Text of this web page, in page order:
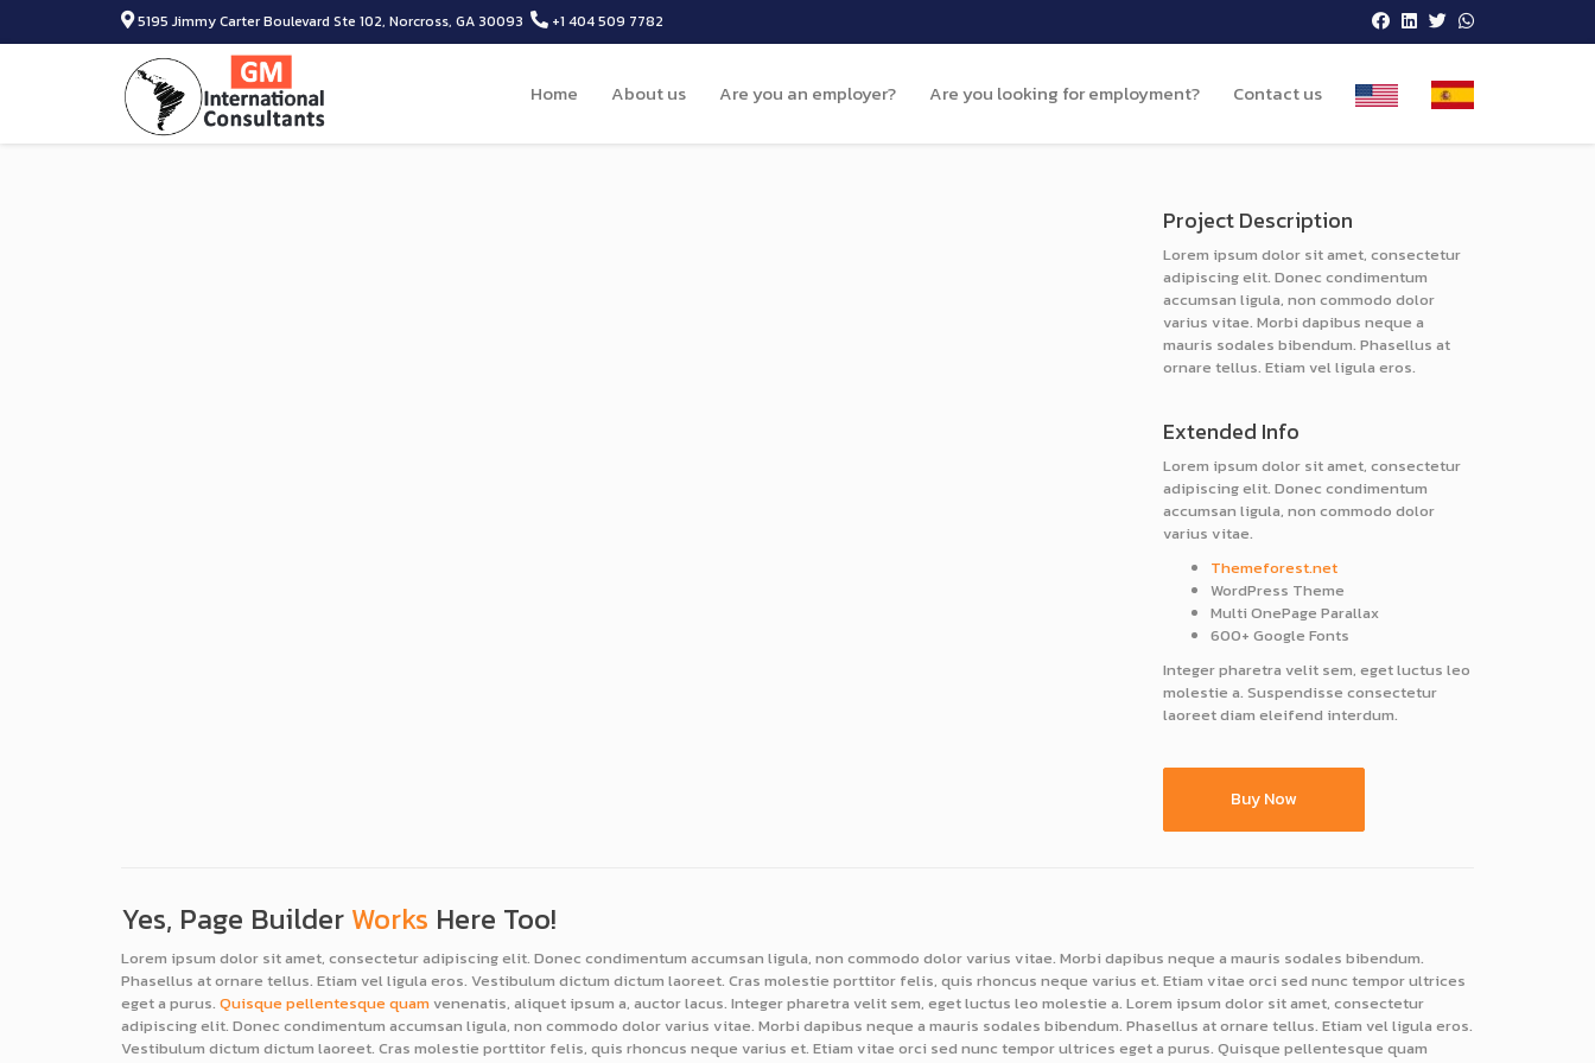
5195 Jimmy Carter Boulevard Ste 102, Norcross, GA 30093 +1 404 509 7782
Home About us Are you an employer? Are you looking for employment? Contact us
Project Description
Lorem ipsum dolor sit amet, consectetur
adipiscing elit. Donec condimentum
accumsan ligula, non commodo dolor
varius vitae. Morbi dapibus neque a
mauris sodales bibendum. Phasellus at
ornare tellus. Etiam vel ligula eros.
Extended Info
Lorem ipsum dolor sit amet, consectetur
adipiscing elit. Donec condimentum
accumsan ligula, non commodo dolor
varius vitae.
Themeforest.net
WordPress Theme
Multi OnePage Parallax
600+ Google Fonts
Integer pharetra velit sem, eget luctus leo
molestie a. Suspendisse consectetur
laoreet diam eleifend interdum.
Buy Now
Yes, Page Builder Works Here Too!
Lorem ipsum dolor sit amet, consectetur adipiscing elit. Donec condimentum accumsan ligula, non commodo dolor varius vitae. Morbi dapibus neque a mauris sodales bibendum.
Phasellus at ornare tellus. Etiam vel ligula eros. Vestibulum dictum dictum laoreet. Cras molestie porttitor felis, quis rhoncus neque varius et. Etiam vitae orci sed nunc tempor ultrices
eget a purus. Quisque pellentesque quamvenenatis, aliquet ipsum a, auctor lacus. Integer pharetra velit sem, eget luctus leo molestie a. Lorem ipsum dolor sit amet, consectetur
adipiscing elit. Donec condimentum accumsan ligula, non commodo dolor varius vitae. Morbi dapibus neque a mauris sodales bibendum. Phasellus at ornare tellus. Etiam vel ligula eros.
Vestibulum dictum dictum laoreet. Cras molestie porttitor felis, quis rhoncus neque varius et. Etiam vitae orci sed nunc tempor ultrices eget a purus. Quisque pellentesque quam